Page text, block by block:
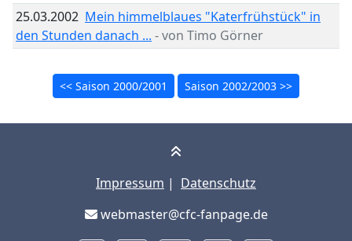
25.03.2002 Mein himmelblaues "Katerfrühstück" in
den Stunden danach ... - von Timo Görner
<< Saison 2000/2001 Saison 2002/2003 >>
Impressum | Datenschutz
webmaster@cfc-fanpage.de